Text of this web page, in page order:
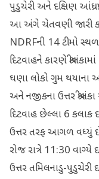
પુડુચેરી અને દક્ષિણ
આ અંગે ચેતવણી જારી
NDRFની 14 ટીમો
દિટવાહને કારણે
ઘણા લોકો ગુમ થયાના
અને નજીકના ઉત્તર
દિટવાહ છેલ્લા 6 કલાક
ઉત્તર તરફ આગળ વધ્યું
રોજ રાત્રે 11:30 વાગ્યે
ઉત્તર તમિલનાડુ-